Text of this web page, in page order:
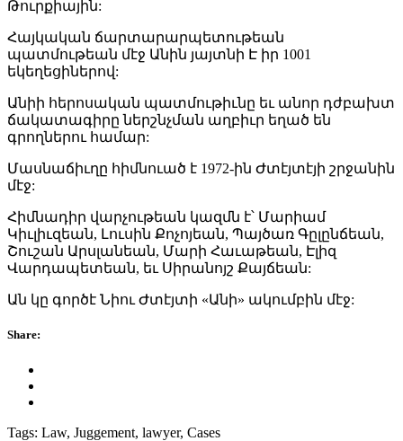
Թուրքիային:
Հայկական ճարտարարպետութեան
պատմութեան մէջ Անին յայտնի Է իր 1001
եկեղեցիներով:
Անիի հերոսական պատմութիւնը եւ անոր դժբախտ
ճակատագիրը ներշնչման աղբիւր եղած են
գրողներու համար:
Մասնաճիւղը հիմնուած է 1972-ին Ժտէյտէյի շրջանին
մէջ:
Հիմնադիր վարչութեան կազմն է՝ Մարիամ
Կիւլիւզեան, Լուսին Քոչոյեան, Պայծառ Գըլընճեան,
Շուշան Արսլանեան, Մարի Հաւաթեան, Էլիզ
Վարդապետեան, եւ Սիրանոյշ Քայճեան:
Ան կը գործէ Նիու Ժտէյտի «Անի» ակումբին մէջ:
Share:
Tags: Law, Juggement, lawyer, Cases